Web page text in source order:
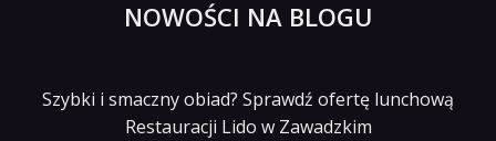
NOWOŚCI NA BLOGU
Szybki i smaczny obiad? Sprawdź ofertę lunchową
Restauracji Lido w Zawadzkim